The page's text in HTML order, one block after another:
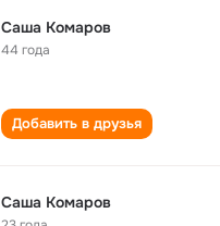
Саша Комаров
44 года
Добавить в друзья
Саша Комаров